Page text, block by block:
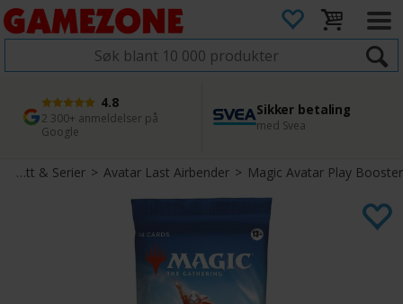
4.8
2 300+ anmeldelser på
Google
Sikker betaling
med Svea
1 dags levering
Bestill innen kl. 12
45 dager returfrist
Enkel retur
Sett & Serier>Avatar Last Airbender> Magic Avatar Play Booster